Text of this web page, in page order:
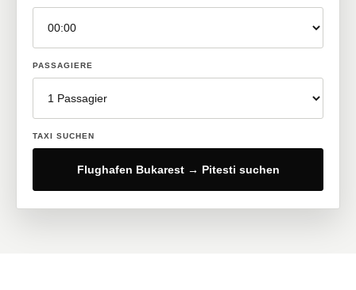
PASSAGIERE
TAXI SUCHEN
Flughafen Bukarest → Pitesti suchen